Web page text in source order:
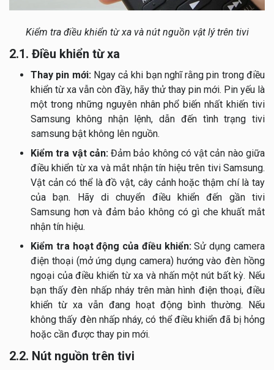
Kiểm tra điều khiển từ xa và nút nguồn vật lý trên tivi
2.1. Điều khiển từ xa
Thay pin mới: Ngay cả khi bạn nghĩ rằng pin trong điều
khiển từ xa vẫn còn đầy, hãy thử thay pin mới. Pin yếu là
một trong những nguyên nhân phổ biến nhất khiến tivi
Samsung không nhận lệnh, dẫn đến tình trạng tivi
samsung bật không lên nguồn.
Kiểm tra vật cản:Đảm bảo không có vật cản nào giữa
điều khiển từ xa và mắt nhận tín hiệu trên tivi Samsung.
Vật cản có thể là đồ vật, cây cảnh hoặc thậm chí là tay
của bạn. Hãy di chuyển điều khiển đến gần tivi
Samsung hơn và đảm bảo không có gì che khuất mắt
nhận tín hiệu.
Kiểm tra hoạt động của điều khiển:Sử dụng camera
điện thoại (mở ứng dụng camera) hướng vào đèn hồng
ngoại của điều khiển từ xa và nhấn một nút bất kỳ. Nếu
bạn thấy đèn nhấp nháy trên màn hình điện thoại, điều
khiển từ xa vẫn đang hoạt động bình thường. Nếu
không thấy đèn nhấp nháy, có thể điều khiển đã bị hỏng
hoặc cần được thay pin mới.
2.2. Nút nguồn trên tivi